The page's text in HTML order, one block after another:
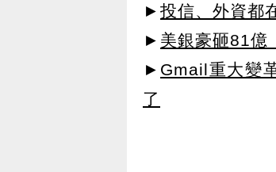
► 投信、外資都
► 美銀豪砸81億
► Gmail重大變
了